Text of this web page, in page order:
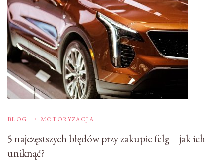
BLOG MOTORYZACJA
5 najczęstszych błędów przy zakupie felg – jak ich
uniknąć?